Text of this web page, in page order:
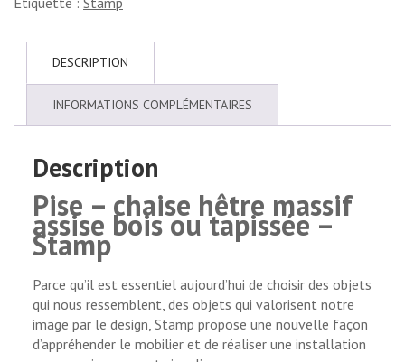
DESCRIPTION
INFORMATIONS COMPLÉMENTAIRES
Description
Pise – chaise hêtre massif
assise bois ou tapissée –
Stamp
Parce qu’il est essentiel aujourd’hui de choisir des objets
qui nous ressemblent, des objets qui valorisent notre
image par le design, Stamp propose une nouvelle façon
d’appréhender le mobilier et de réaliser une installation